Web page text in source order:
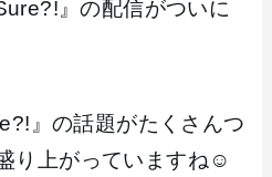
』の配信がついに
』の話題がたくさんつ
り上がっていますね☺️